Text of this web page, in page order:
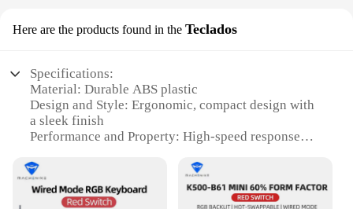
Here are the products found in the Teclados
Specifications:
Material: Durable ABS plastic
Design and Style: Ergonomic, compact design with
a sleek finish
Performance and Property: High-speed response
Usage and Purpose: Ideal for gaming, typing, and
multimedia
Typical Adaptive Scenario: Suitable for both home